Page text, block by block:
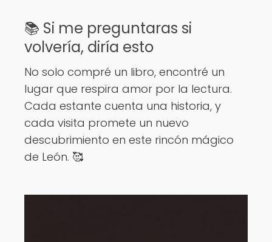
📚 Si me preguntaras si
volvería, diría esto
No solo compré un libro, encontré un
lugar que respira amor por la lectura.
Cada estante cuenta una historia, y
cada visita promete un nuevo
descubrimiento en este rincón mágico
de León. 🥰